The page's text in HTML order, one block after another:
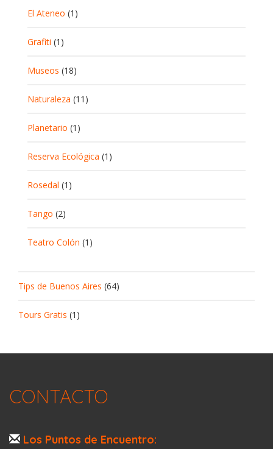
El Ateneo (1)
Grafiti (1)
Museos (18)
Naturaleza (11)
Planetario (1)
Reserva Ecológica (1)
Rosedal (1)
Tango (2)
Teatro Colón (1)
Tips de Buenos Aires (64)
Tours Gratis (1)
CONTACTO
Los Puntos de Encuentro: